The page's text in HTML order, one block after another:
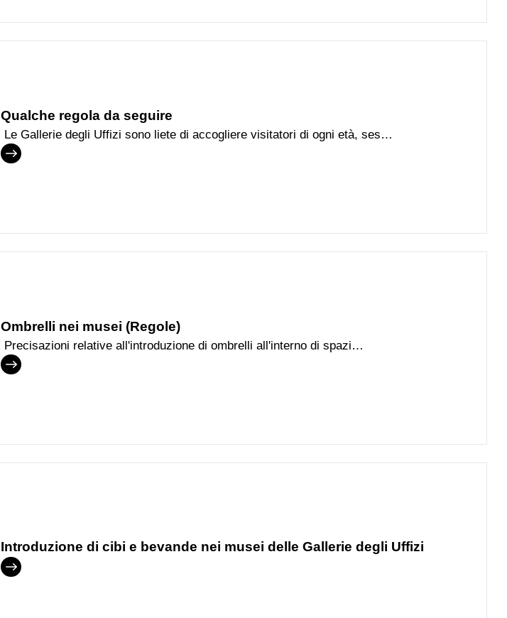
Qualche regola da seguire
Le Gallerie degli Uffizi sono liete di accogliere visitatori di ogni età, sesso
e provenienza; sono benvenute le famiglie con bambini al seguito, i
Ombrelli nei musei (Regole)
Precisazioni relative all'introduzione di ombrelli all'interno di spazi
museali
Introduzione di cibi e bevande nei musei delle Gallerie degli Uffizi